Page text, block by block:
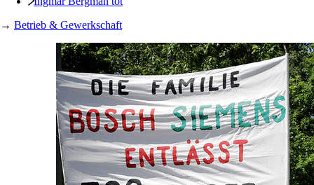
→ Betrieb & Gewerkschaft